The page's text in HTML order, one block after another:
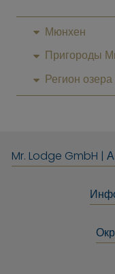
Мюнхен
Пригороды
Регион
Mr. Lodge GmbH |